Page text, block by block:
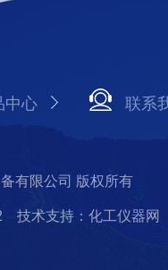
中心 联系
有限公司 版权所有
技术支持：化工仪器网